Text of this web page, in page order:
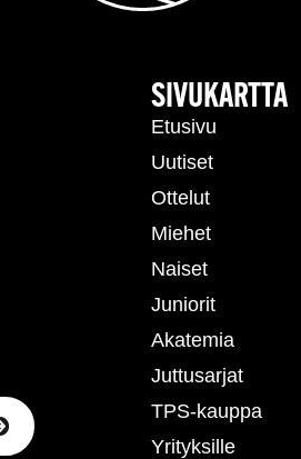
SIVUKARTTA
Etusivu
Uutiset
Ottelut
Miehet
Naiset
Juniorit
Akatemia
Juttusarjat
TPS-kauppa
Yrityksille